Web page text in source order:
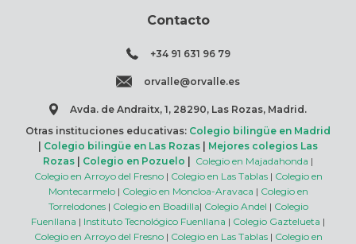
Contacto
+34 91 631 96 79
orvalle@orvalle.es
Avda. de Andraitx, 1, 28290, Las Rozas, Madrid.
Otras instituciones educativas: Colegio bilingüe en Madrid
| Colegio bilingüe en Las Rozas | Mejores colegios Las
Rozas | Colegio en Pozuelo | Colegio en Majadahonda |
Colegio en Arroyo del Fresno| Colegio en Las Tablas| Colegio en
Montecarmelo| Colegio en Moncloa-Aravaca | Colegio en
Torrelodones| Colegio en Boadilla| Colegio Andel | Colegio
Fuenllana | Instituto Tecnológico Fuenllana | Colegio Gaztelueta |
Colegio en Arroyo del Fresno| Colegio en Las Tablas| Colegio en